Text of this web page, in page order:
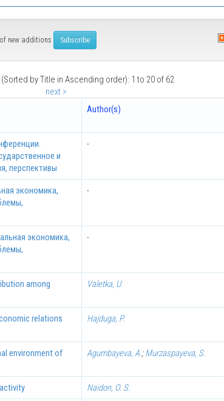
new additions
by Title in Ascending order): 1 to 20 of 62
next >
Author(s)
и
перспективы
-
экономика,
-
экономика,
-
among
Valetka, U.
relations
Hajduga, P.
environment of
Agumbayeva, A.;Murzaspayeva, S.
Naidon, O. S.